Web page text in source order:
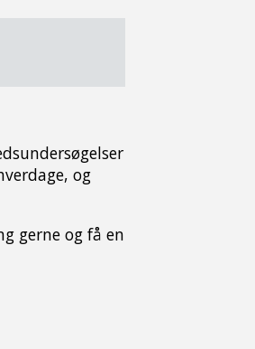
og
gerne og få en